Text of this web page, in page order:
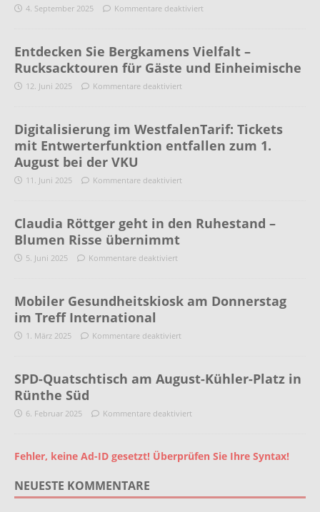
4. September 2025 Kommentare deaktiviert
Entdecken Sie Bergkamens Vielfalt –
Rucksacktouren für Gäste und Einheimische
12. Juni 2025 Kommentare deaktiviert
Digitalisierung im WestfalenTarif: Tickets
mit Entwerterfunktion entfallen zum 1.
August bei der VKU
11. Juni 2025 Kommentare deaktiviert
Claudia Röttger geht in den Ruhestand –
Blumen Risse übernimmt
5. Juni 2025 Kommentare deaktiviert
Mobiler Gesundheitskiosk am Donnerstag
im Treff International
1. März 2025 Kommentare deaktiviert
SPD-Quatschtisch am August-Kühler-Platz in
Rünthe Süd
6. Februar 2025 Kommentare deaktiviert
Fehler, keine Ad-ID gesetzt! Überprüfen Sie Ihre Syntax!
NEUESTE KOMMENTARE